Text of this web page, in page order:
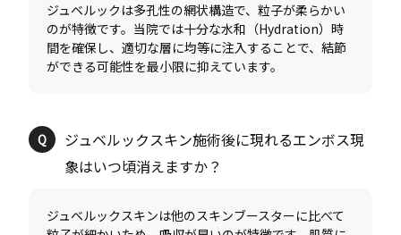
ジュベルックは多孔性の網状構造で、粒子が柔らかい
のが特徴です。当院では十分な水和（Hydration）時
間を確保し、適切な層に均等に注入することで、結節
ジュベルックスキン施術後に現れるエンボス現
ジュベルックスキンは他のスキンブースターに比べて